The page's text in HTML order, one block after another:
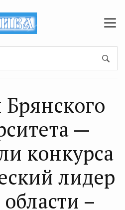
—
конкурса
лидер
–